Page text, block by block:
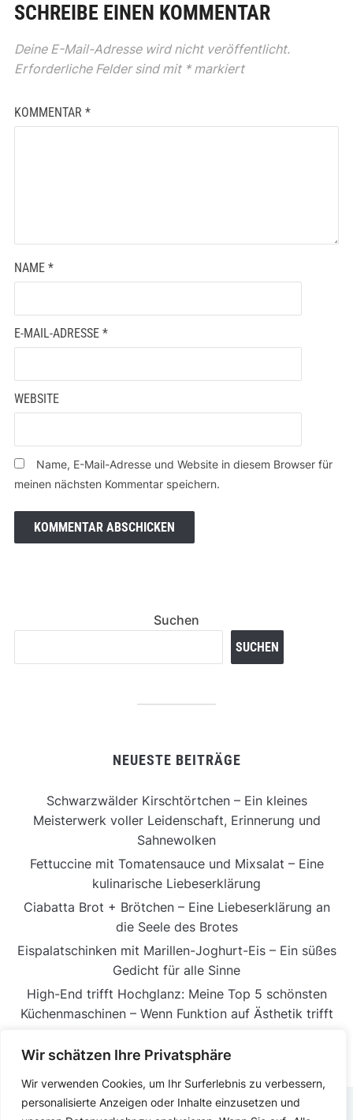
Wir schätzen Ihre Privatsphäre
Wir verwenden Cookies, um Ihr Surferlebnis zu verbessern,
personalisierte Anzeigen oder Inhalte einzusetzen und
SCHREIBE EINEN KOMMENTAR
Deine E-Mail-Adresse wird nicht veröffentlicht.
Erforderliche Felder sind mit *markiert
KOMMENTAR *
NAME *
E-MAIL-ADRESSE *
WEBSITE
Name, E-Mail-Adresse und Website in diesem Browser für
meinen nächsten Kommentar speichern.
Suchen
SUCHEN
NEUESTE BEITRÄGE
Schwarzwälder Kirschtörtchen – Ein kleines
Meisterwerk voller Leidenschaft, Erinnerung und
Sahnewolken
Fettuccine mit Tomatensauce und Mixsalat – Eine
kulinarische Liebeserklärung
Ciabatta Brot + Brötchen – Eine Liebeserklärung an
die Seele des Brotes
Eispalatschinken mit Marillen-Joghurt-Eis – Ein süßes
Gedicht für alle Sinne
High-End trifft Hochglanz: Meine Top 5 schönsten
Küchenmaschinen – Wenn Funktion auf Ästhetik trifft